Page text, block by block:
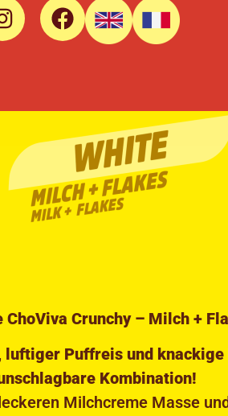
ChoViva Crunchy – Milch +
luftiger Puffreis und
Kombination!
Milchcreme Masse